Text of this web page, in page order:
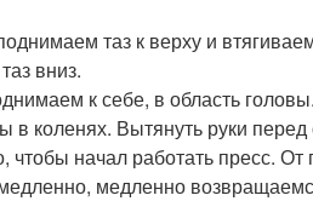
таз к верху и
вниз.
к себе, в область
в коленях. Вытянуть руки
чтобы начал работать пресс.
медленно